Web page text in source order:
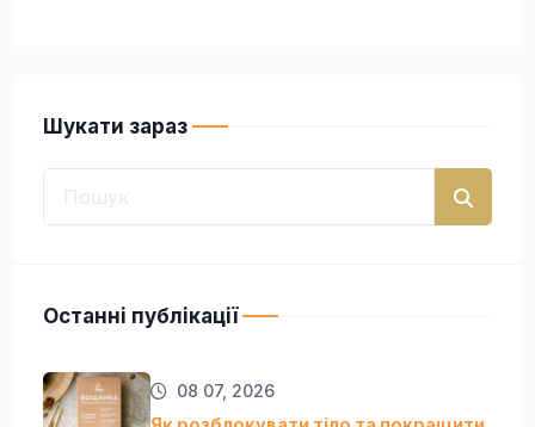
Шукати зараз
Останні публікації
08 07, 2026